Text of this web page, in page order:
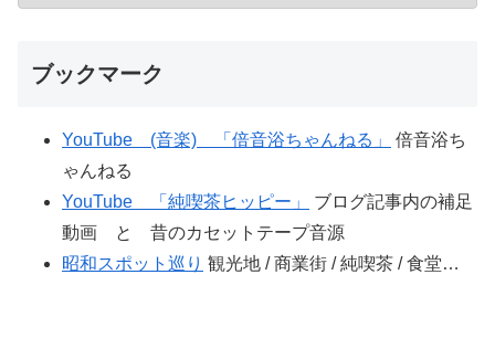
ブックマーク
YouTube (音楽) 「倍音浴ちゃんねる」
倍音浴ち
ゃんねる
YouTube 「純喫茶ヒッピー」
ブログ記事内の補足
動画 と 昔のカセットテープ音源
昭和スポット巡り 観光地 / 商業街 / 純喫茶 / 食堂…